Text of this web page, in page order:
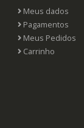
Meus dados
Pagamentos
Meus Pedidos
Carrinho